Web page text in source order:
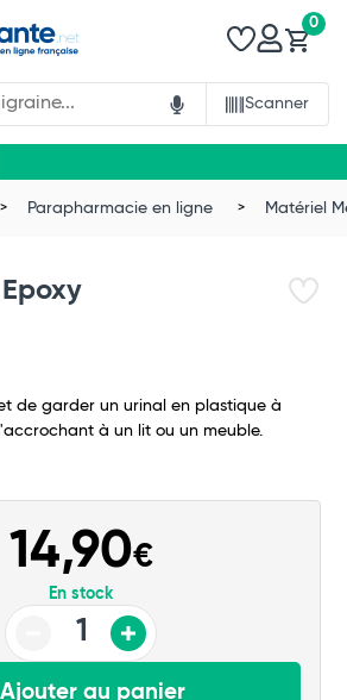
Scanner
0
Commander
Parapharmacie en ligne Matériel
de garder un urinal en plastique à
à un lit ou un meuble.
14,90€
En stock
Ajouter au panier